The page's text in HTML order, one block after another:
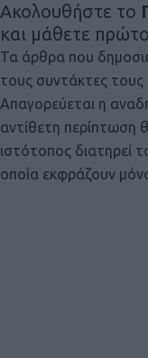
Ακολουθήστε το
και μάθετε
Τα άρθρα που
τους συντάκτες τους
Απαγορεύεται η
αντίθετη περίπτωση
ιστότοπος διατηρεί
οποία εκφράζουν